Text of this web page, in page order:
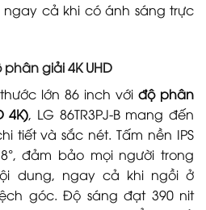
cả khi có ánh sáng trực
giải 4K UHD
lớn 86 inch với độ phân
4K), LG 86TR3PJ-B mang đến
tiết và sắc nét. Tấm nền IPS
đảm bảo mọi người trong
dung, ngay cả khi ngồi ở
góc. Độ sáng đạt 390 nit